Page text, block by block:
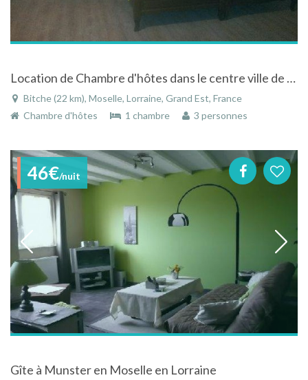
Location de Chambre d'hôtes dans le centre ville de Bitche
Bitche (22 km), Moselle, Lorraine, Grand Est, France
Chambre d'hôtes
1 chambre 3 personnes
46€/nuit
Gîte à Munster en Moselle en Lorraine